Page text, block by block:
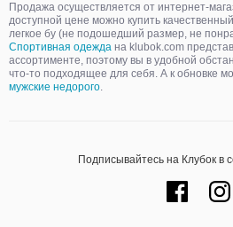
Продажа осуществляется от интернет-
доступной цене можно купить
легкое бу (не подошедший размер, не
Спортивная одежда на klubok.com
ассортименте, поэтому вы в удобной
что-то подходящее для себя. А к обновке
мужские недорого.
Подписывайтесь на Клубок в